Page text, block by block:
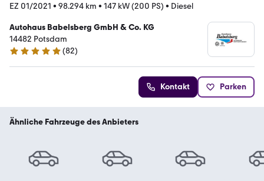
EZ 01/2021 • 98.294 km • 147 kW (200 PS) • Diesel
Autohaus Babelsberg GmbH & Co. KG
14482 Potsdam
4.8 Sterne
(82)
Kontakt Parken
Ähnliche Fahrzeuge des Anbieters